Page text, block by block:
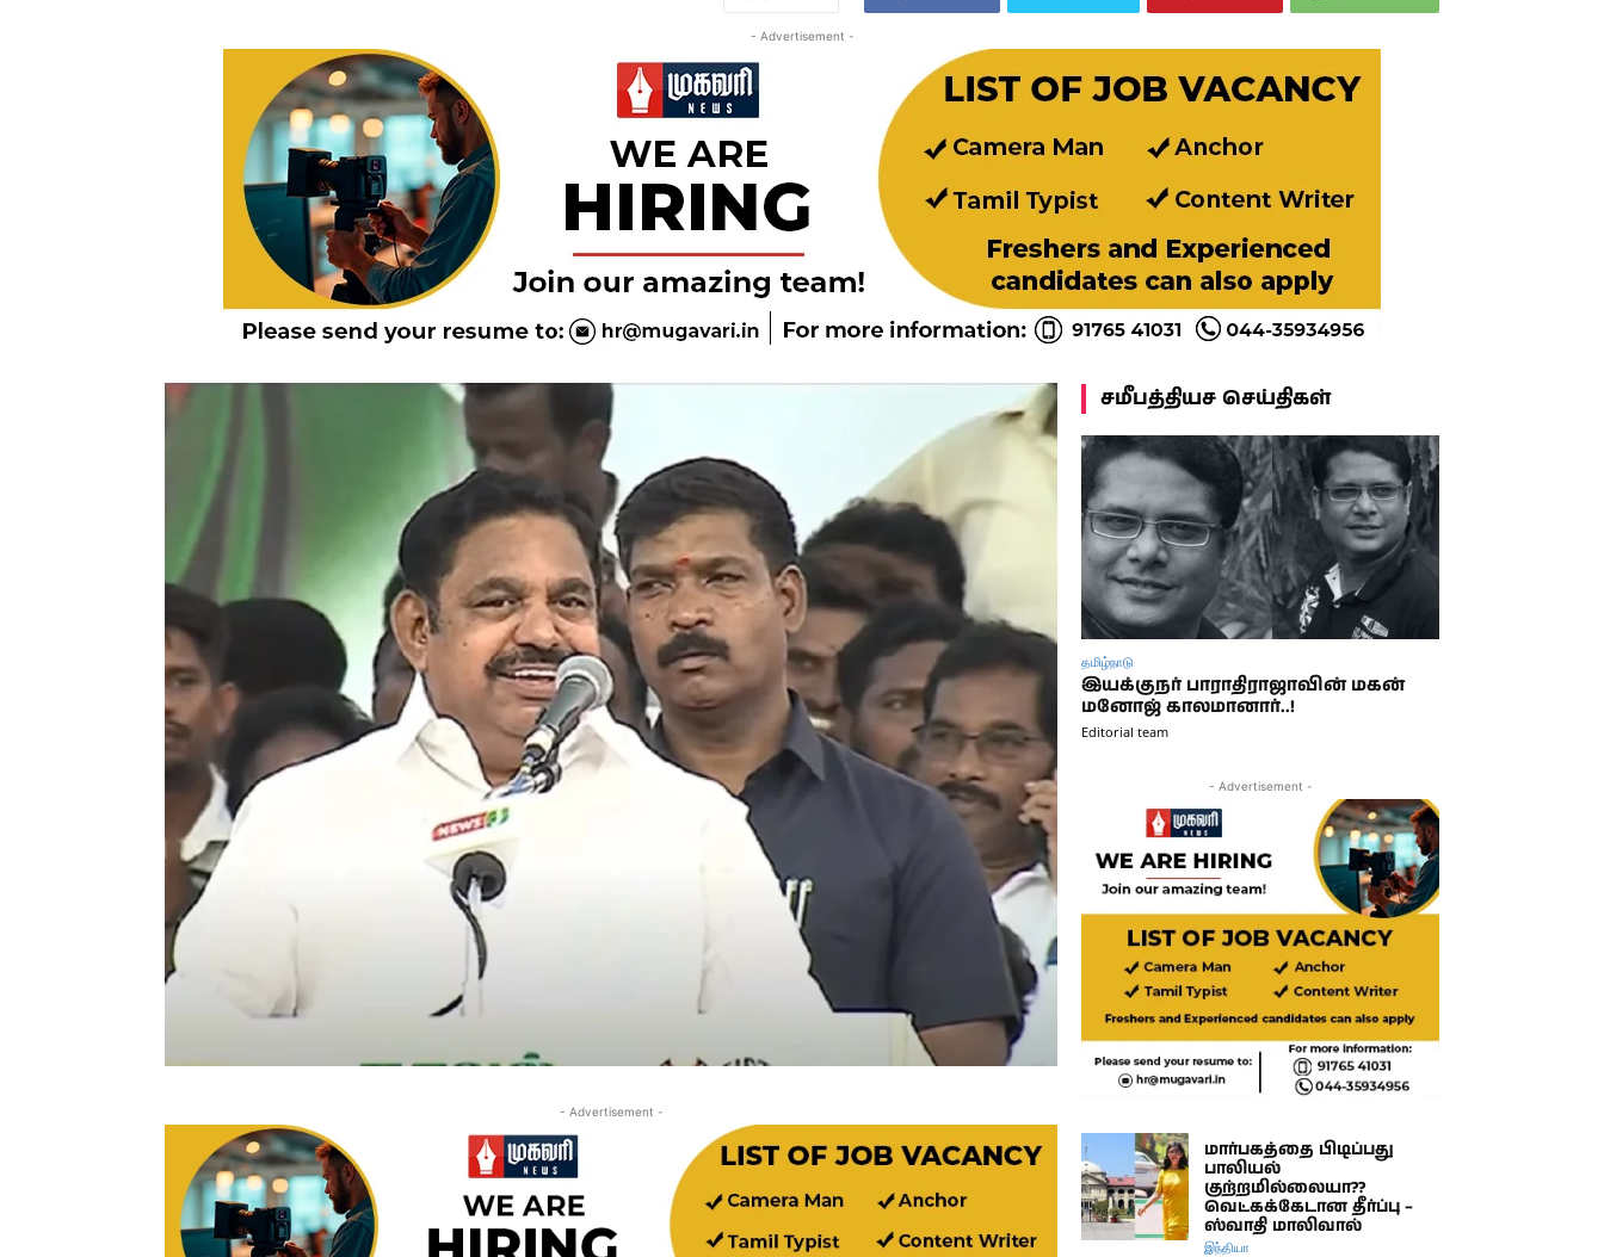
- Advertisement -
- Advertisement -
சமீபத்தியச செய்திகள்
தமிழ்நாடு
இயக்குநர் பாராதிராஜாவின் மகன்
மனோஜ் காலமானார்..!
Editorial team
- Advertisement -
மார்பகத்தை பிடிப்பது
பாலியல்
குற்றமில்லையா??
வெட்கக்கேடான தீர்ப்பு –
ஸ்வாதி மாலிவால்
இந்தியா